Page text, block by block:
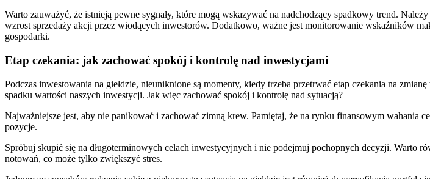
Warto zauważyć, że istnieją pewne sygnały, które mogą wskazywać na nadchodzący spadkowy trend.
wzrost sprzedaży akcji przez wiodących inwestorów. Dodatkowo, ważne jest monitorowanie wskaźników
gospodarki.
Etap czekania: jak zachować spokój i kontrolę nad inwestycjami
Podczas inwestowania na giełdzie, nieuniknione są momenty, kiedy ⁢trzeba przetrwać etap czekania na
spadku wartości naszych inwestycji.‍ Jak więc zachować spokój i kontrolę nad sytuacją?
Najważniejsze jest, aby ⁤nie panikować⁣ i zachować zimną krew. Pamiętaj, że na rynku finansowym wahania
pozycje.
Spróbuj ​skupić się na długoterminowych celach inwestycyjnych i nie podejmuj ​pochopnych decyzji. Warto
notowań, co może tylko zwiększyć stres.